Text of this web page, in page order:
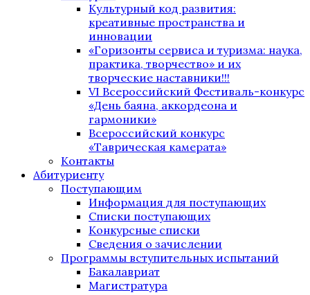
Культурный код развития:
креативные пространства и
инновации
«Горизонты сервиса и туризма: наука,
практика, творчество» и их
творческие наставники!!!
VI Всероссийский Фестиваль-конкурс
«День баяна, аккордеона и
гармоники»
Всероссийский конкурс
«Таврическая камерата»
Контакты
Абитуриенту
Поступающим
Информация для поступающих
Списки поступающих
Конкурсные списки
Сведения о зачислении
Программы вступительных испытаний
Бакалавриат
Магистратура